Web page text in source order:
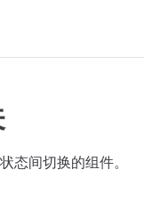
态间切换的组件。